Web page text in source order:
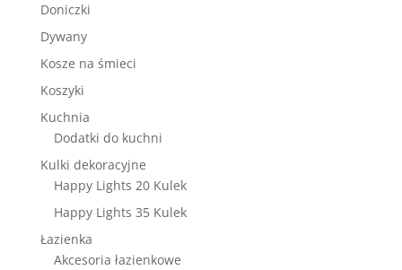
Doniczki
Dywany
Kosze na śmieci
Koszyki
Kuchnia
Dodatki do kuchni
Kulki dekoracyjne
Happy Lights 20 Kulek
Happy Lights 35 Kulek
Łazienka
Akcesoria łazienkowe